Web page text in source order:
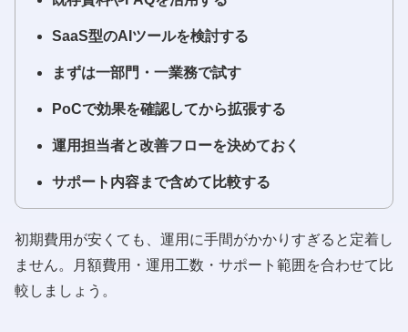
SaaS型のAIツールを検討する
まずは一部門・一業務で試す
PoCで効果を確認してから拡張する
運用担当者と改善フローを決めておく
サポート内容まで含めて比較する
初期費用が安くても、運用に手間がかかりすぎると定着し
ません。月額費用・運用工数・サポート範囲を合わせて比
較しましょう。